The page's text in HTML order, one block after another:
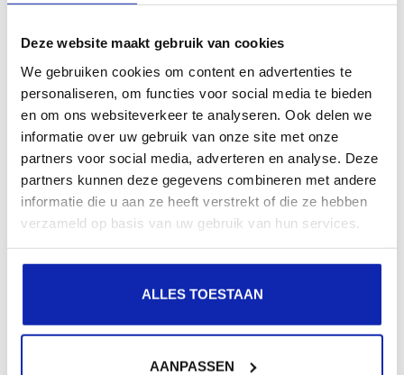
Deze website maakt gebruik van cookies
We gebruiken cookies om content en advertenties te
personaliseren, om functies voor social media te bieden
en om ons websiteverkeer te analyseren. Ook delen we
informatie over uw gebruik van onze site met onze
partners voor social media, adverteren en analyse. Deze
partners kunnen deze gegevens combineren met andere
informatie die u aan ze heeft verstrekt of die ze hebben
verzameld op basis van uw gebruik van hun services.
ALLES TOESTAAN
AANPASSEN
Meer lezen